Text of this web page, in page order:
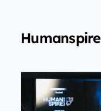
Humanspire